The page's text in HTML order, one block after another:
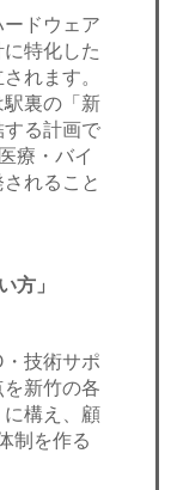
ドウェア
特化した
れます。
裏の「新
る計画で
療・バイ
れること
方」
技術サポ
新竹の各
構え、顧
制を作る